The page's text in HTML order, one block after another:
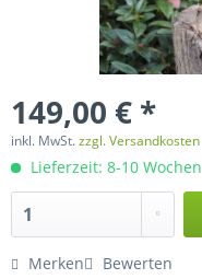
149,00 € *
inkl. MwSt.zzgl. Versandkosten
Lieferzeit: 8-10 Wochen
Merken Bewerten